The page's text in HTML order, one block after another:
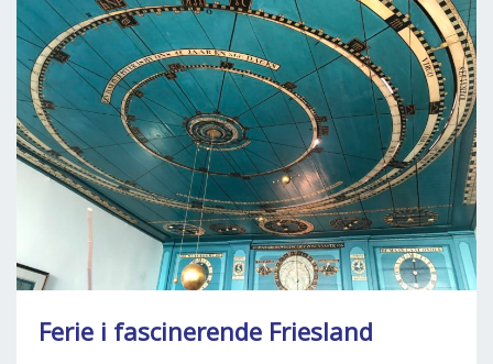
BOOKING
FOREDRAG
OM OS
Ferie i fascinerende Friesland